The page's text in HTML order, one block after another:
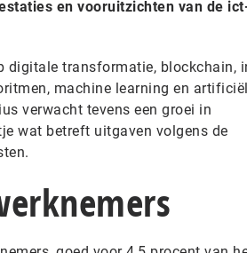
en vooruitzichten van de
digitale transformatie, blockchain,
machine learning en
verwacht tevens een groei in
wat betreft uitgaven volgens de